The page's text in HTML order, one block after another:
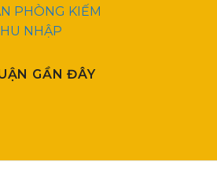
PHÒNG KIẾM
NHẬP
GẦN ĐÂY